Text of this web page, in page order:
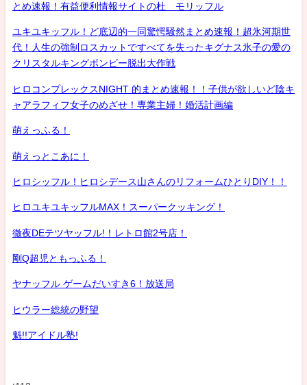
とめ速報！有益便利情報サイトの杜 モリッフル
ユキユキッフル！ど底辺的一同驚愕騒然まとめ速報！超氷河期世
代！人生の強制ロスカットですべてを失ったキグナス氷子の愛の
クリスタルキングボンビー脱出大作戦
ヒロコンプレックスNIGHT 的まとめ速報！！子供が欲しいど陰キ
ャアラフィフ女子のめざせ！専業主婦！婚活計画編
萌えっふる！
萌えっとこあに！
ヒロシッフル！ヒロシデース山さんのリフォームひとりDIY！！
ヒロユキユキッフルMAX！スーパークッキング！
徹夜DEテツヤッフル!！レトロ館2号店！
剛Q超児ともっふる！
ヤナッフル ゲームだいすき6！放送局
ヒウラー総統の野望
魁!!アイドル塾!